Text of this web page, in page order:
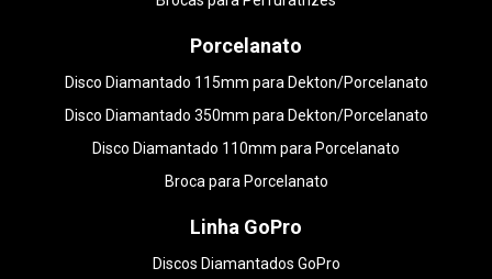
Porcelanato
Disco Diamantado 115mm para Dekton/Porcelanato
Disco Diamantado 350mm para Dekton/Porcelanato
Disco Diamantado 110mm para Porcelanato
Broca para Porcelanato
Linha GoPro
Discos Diamantados GoPro